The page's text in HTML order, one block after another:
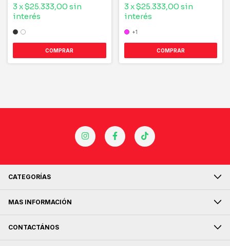
3 x$25.333,00sin
interés
COMPRAR
3 x$25.333,00sin
interés
+1
COMPRAR
CATEGORÍAS
MAS INFORMACIÓN
CONTACTÁNOS